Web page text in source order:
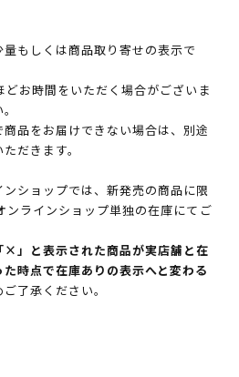
もしくは商品取り寄せの表示で
お時間をいただく場合がございま
品をお届けできない場合は、別途
だきます。
ショップでは、新発売の商品に限
ンラインショップ単独の在庫にてご
×」と表示された商品が実店舗と在
時点で在庫ありの表示へと変わる
了承ください。